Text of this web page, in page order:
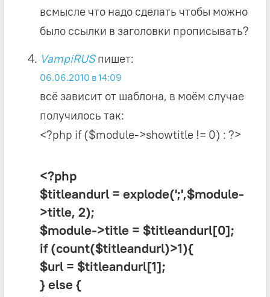
всмысле что надо сделать чтобы можно
было ссылки в заголовки прописывать?
VampiRUSпишет:
06.06.2010 в 14:09
всё зависит от шаблона, в моём случае
получилось так:
<?php if ($module->showtitle != 0) : ?>
<?php
$titleandurl = explode(';',$module-
>title, 2);
$module->title = $titleandurl[0];
if (count($titleandurl)>1){
$url = $titleandurl[1];
} else {